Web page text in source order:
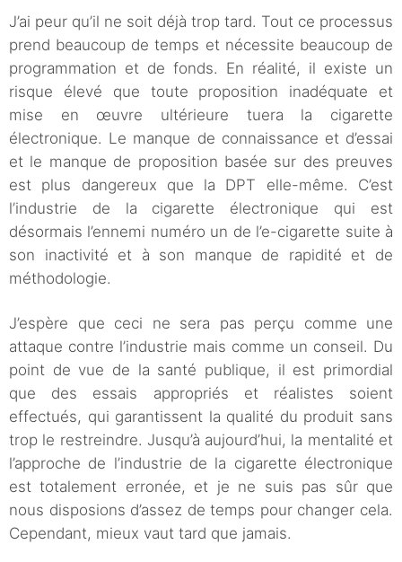
J’ai peur qu’il ne soit déjà trop tard. Tout ce processus
prend beaucoup de temps et nécessite beaucoup de
programmation et de fonds. En réalité, il existe un
risque élevé que toute proposition inadéquate et
mise en œuvre ultérieure tuera la cigarette
électronique. Le manque de connaissance et d’essai
et le manque de proposition basée sur des preuves
est plus dangereux que la DPT elle-même. C’est
l’industrie de la cigarette électronique qui est
désormais l’ennemi numéro un de l’e-cigarette suite à
son inactivité et à son manque de rapidité et de
méthodologie.
J’espère que ceci ne sera pas perçu comme une
attaque contre l’industrie mais comme un conseil. Du
point de vue de la santé publique, il est primordial
que des essais appropriés et réalistes soient
effectués, qui garantissent la qualité du produit sans
trop le restreindre. Jusqu’à aujourd’hui, la mentalité et
l’approche de l’industrie de la cigarette électronique
est totalement erronée, et je ne suis pas sûr que
nous disposions d’assez de temps pour changer cela.
Cependant, mieux vaut tard que jamais.